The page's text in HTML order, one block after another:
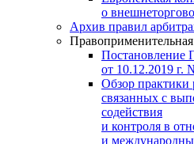
о
Архив правил
от 10.12.2019 г.
Обзор практики
связанных с
содействия
и контроля в
и